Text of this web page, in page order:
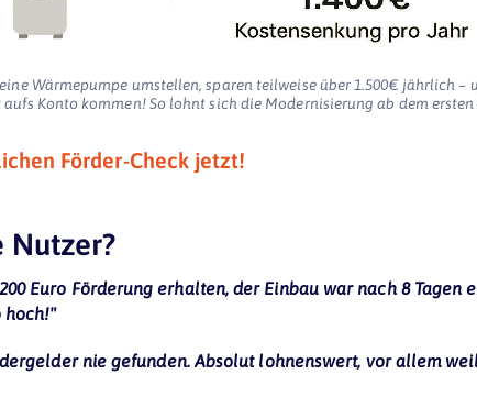
Wärmepumpe umstellen, sparen teilweise über 1.500€ jährlich –
aufs Konto kommen! So lohnt sich die Modernisierung ab dem
Förder-Check jetzt!
Nutzer?
Euro Förderung erhalten, der Einbau war nach 8 Tagen
hoch!"
nie gefunden. Absolut lohnenswert, vor allem